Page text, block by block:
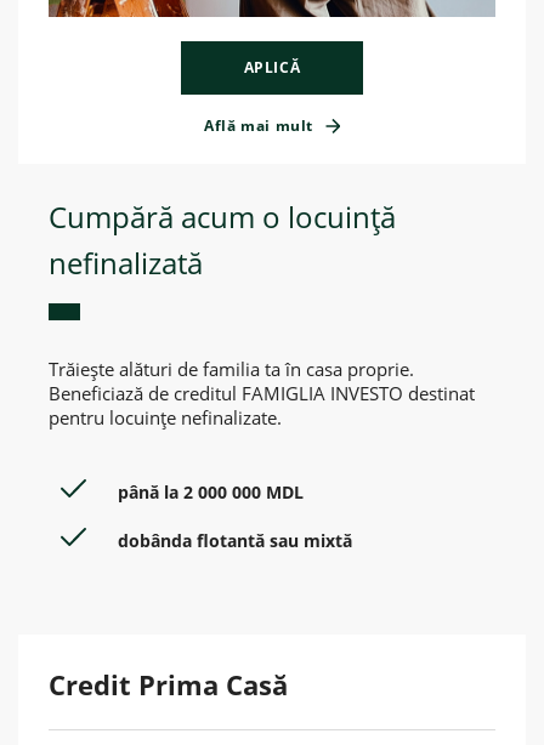
APLICĂ
Află mai mult
Cumpără acum o locuință
nefinalizată
Trăiește alături de familia ta în casa proprie.
Beneficiază de creditul FAMIGLIA INVESTO destinat
pentru locuințe nefinalizate.
până la 2 000 000 MDL
dobânda flotantă sau mixtă
Credit Prima Casă